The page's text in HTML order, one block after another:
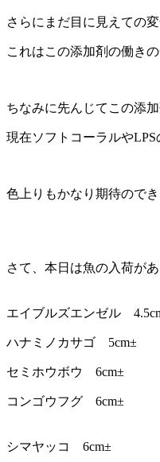
さらにまだ目に見えての
これはこの添加剤の働き
ちなみに先んじてこの添
現在ソフトコーラルや
色上りもかなり期待ので
さて、本日は魚の入荷が
エイブルズエンゼル
ハナミノカサゴ 5cm±
セミホウボウ 6cm±
コンゴウフグ 6cm±
シマヤッコ 6cm±